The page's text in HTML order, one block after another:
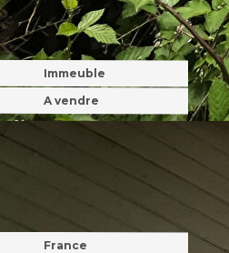
Immeuble
A vendre
France